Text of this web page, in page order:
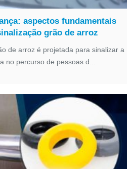
aspectos fundamentais
grão de arroz
de arroz é projetada para sinalizar a
no percurso de pessoas d...